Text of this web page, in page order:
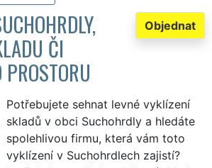
Objednat
ČI
Potřebujete sehnat levné vyklízení
skladů v obci Suchohrdly a hledáte
spolehlivou firmu, která vám toto
vyklízení v Suchohrdlech zajistí?